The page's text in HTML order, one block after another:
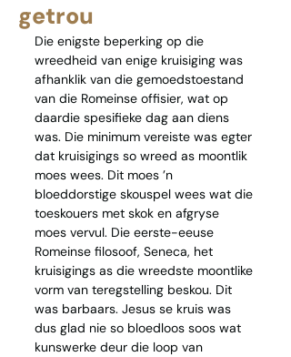
getrou
Die enigste beperking op die
wreedheid van enige kruisiging was
afhanklik van die gemoedstoestand
van die Romeinse offisier, wat op
daardie spesifieke dag aan diens
was. Die minimum vereiste was egter
dat kruisigings so wreed as moontlik
moes wees. Dit moes ’n
bloeddorstige skouspel wees wat die
toeskouers met skok en afgryse
moes vervul. Die eerste-eeuse
Romeinse filosoof, Seneca, het
kruisigings as die wreedste moontlike
vorm van teregstelling beskou. Dit
was barbaars. Jesus se kruis was
dus glad nie so bloedloos soos wat
kunswerke deur die loop van